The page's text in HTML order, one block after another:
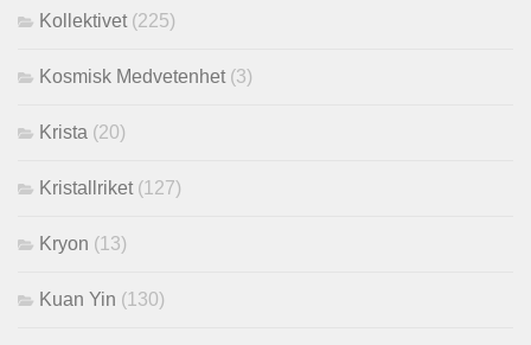
Kollektivet (225)
Kosmisk Medvetenhet (3)
Krista (20)
Kristallriket (127)
Kryon (13)
Kuan Yin (130)